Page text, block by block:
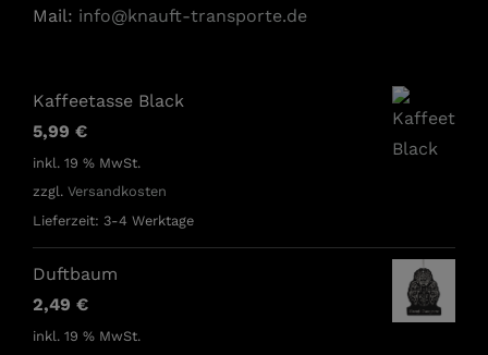
Mail: info@knauft-transporte.de
Kaffeetasse Black
5,99 €
inkl. 19 % MwSt.
zzgl. Versandkosten
Lieferzeit: 3-4 Werktage
Duftbaum
2,49 €
inkl. 19 % MwSt.